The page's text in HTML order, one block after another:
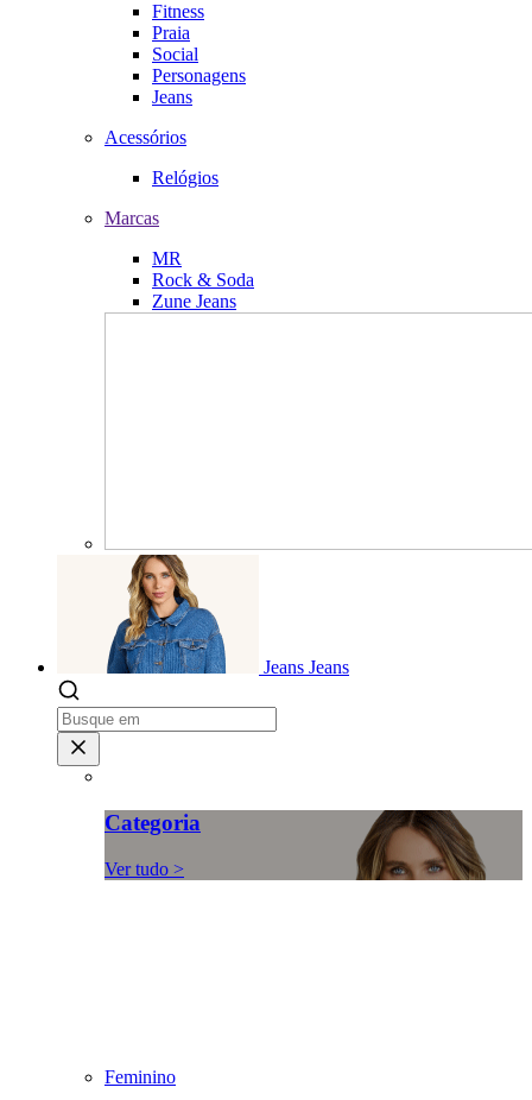
Fitness
Praia
Social
Personagens
Jeans
Acessórios
Relógios
Marcas
MR
Rock & Soda
Zune Jeans
Jeans Jeans
Categoria
Ver tudo >
Feminino